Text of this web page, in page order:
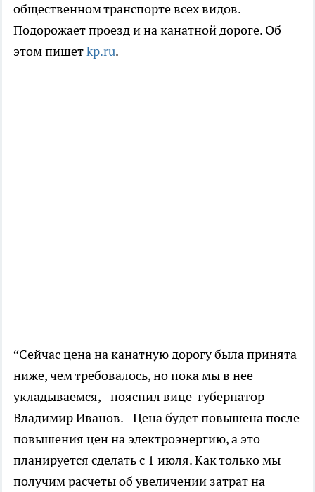
общественном транспорте всех видов.
Подорожает проезд и на канатной дороге. Об
этом пишетkp.ru.
“Сейчас цена на канатную дорогу была принята
ниже, чем требовалось, но пока мы в нее
укладываемся, - пояснил вице-губернатор
Владимир Иванов. - Цена будет повышена после
повышения цен на электроэнергию, а это
планируется сделать с 1 июля. Как только мы
получим расчеты об увеличении затрат на